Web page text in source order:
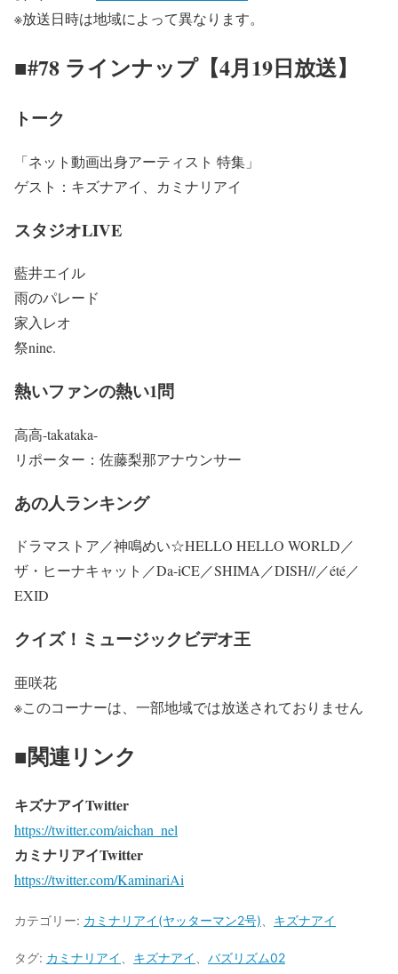
※放送日時は地域によって異なります。
■#78 ラインナップ【4月19日放送】
トーク
「ネット動画出身アーティスト 特集」
ゲスト：キズナアイ、カミナリアイ
スタジオLIVE
藍井エイル
雨のパレード
家入レオ
祭nine.
熱いファンの熱い1問
高高-takataka-
リポーター：佐藤梨那アナウンサー
あの人ランキング
ドラマストア／神鳴めい☆HELLO HELLO WORLD／
ザ・ヒーナキャット／Da-iCE／SHIMA／DISH//／été／
EXID
クイズ！ミュージックビデオ王
亜咲花
※このコーナーは、一部地域では放送されておりません
■関連リンク
キズナアイTwitter
https://twitter.com/aichan_nel
カミナリアイTwitter
https://twitter.com/KaminariAi
カテゴリー: カミナリアイ(ヤッターマン2号) キズナアイ
タグ: カミナリアイ キズナアイ バズリズム02